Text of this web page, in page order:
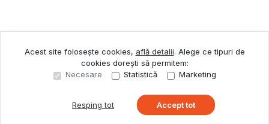
Acest site folosește cookies, află detalii. Alege ce tipuri de
cookies dorești să permitem:
Necesare
Statistică Marketing
Resping tot Accept tot